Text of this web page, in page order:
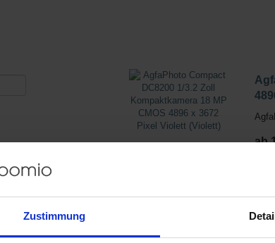
Zustimmung
ab